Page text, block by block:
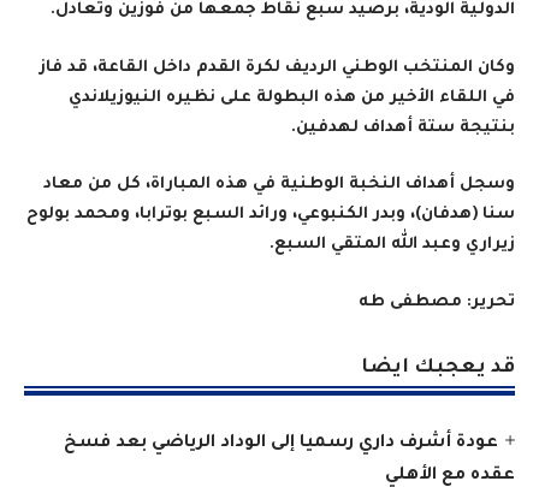
الدولية الودية، برصيد سبع نقاط جمعها من فوزين وتعادل.
وكان المنتخب الوطني الرديف لكرة القدم داخل القاعة، قد فاز
في اللقاء الأخير من هذه البطولة على نظيره النيوزيلاندي
بنتيجة ستة أهداف لهدفين.
وسجل أهداف النخبة الوطنية في هذه المباراة، كل من معاد
سنا (هدفان)، وبدر الكنبوعي، ورائد السبع بوترابا، ومحمد بولوح
زيراري وعبد الله المتقي السبع.
تحرير: مصطفى طه
قد يعجبك ايضا
عودة أشرف داري رسميا إلى الوداد الرياضي بعد فسخ
عقده مع الأهلي